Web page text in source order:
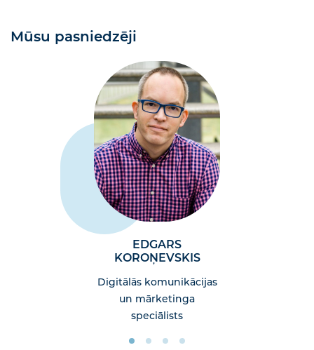
Mūsu pasniedzēji
EDGARS
KOROŅEVSKIS
Digitālās komunikācijas
un mārketinga
speciālists